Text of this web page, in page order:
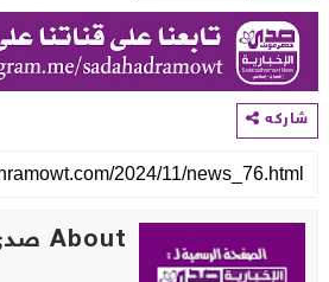
About صدى حضرموت